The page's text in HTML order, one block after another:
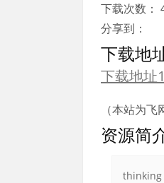
下载次数：
分享到：
下载地
下载地址1
（本站为
资源简
thinking